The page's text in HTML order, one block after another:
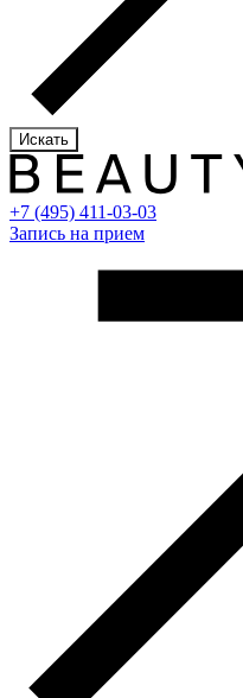
Искать
+7 (495) 411-03-03
Запись на прием